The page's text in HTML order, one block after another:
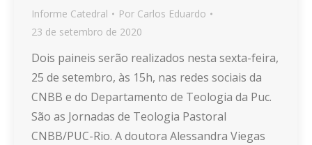
Informe Catedral Por Carlos Eduardo
23 de setembro de 2020
Dois paineis serão realizados nesta sexta-feira,
25 de setembro, às 15h, nas redes sociais da
CNBB e do Departamento de Teologia da Puc.
São as Jornadas de Teologia Pastoral
CNBB/PUC-Rio. A doutora Alessandra Viegas